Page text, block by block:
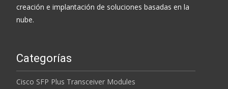
creación e implantación de soluciones basadas en la
nube.
Categorías
Cisco SFP Plus Transceiver Modules